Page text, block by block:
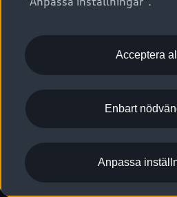
Vanliga frågor
2G/3G nätet stängs ned - Hur
Pressmeddelanden
Nyhetsbrev
Vårt hållbarhetsarbete
Lediga tjänster huvudkontor
Lediga tjänster hos Audi
Kommentar till mediauppgifter
Juridiskt Audi Digital Giveaway
Anpassa inställningar för cookies
Visselblåsarkanaler
Acceptera
Enbart
Anpassa